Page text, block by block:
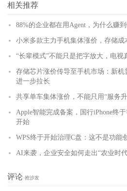
相关推荐
88%的企业都在用Agent，为什么赚
小米多款主力手机集体涨价，存储成
“长辈模式”不能只是把字放大，电
存储芯片涨价传导至手机市场：新
进一步拉长
共享单车集体涨价，不能只用“服务
Apple智能完成备案，国行iPhone终
开始
WPS终于开始治理C盘：这不是功能
AI来袭，企业安全如何走出“农业时代
评论 抢沙发